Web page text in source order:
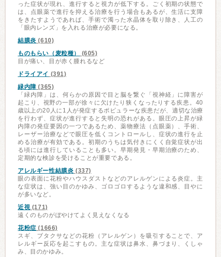
った症状が現れ、進行すると視力が低下する。ごく初期の状態で
は、点眼薬で進行を抑える治療を行う場合もあるが、生活に支障
をきたすようであれば、手術で濁った水晶体を取り除き、人工の
「眼内レンズ」を入れる治療が必要になる。
結膜炎 (610)
ものもらい（麦粒種）
(605)
目が痛い、目が赤く腫れるなど
ドライアイ (391)
緑内障 (365)
「緑内障」は、何らかの原因で目と脳を繋ぐ「視神経」に障害が
起こり、視野の一部が徐々に欠けたり狭くなったりする疾患。40
歳以上の20人に1人が発症するポピュラーな疾患だが、適切な治療
を行わず、症状が進行すると失明の恐れがある。眼圧の上昇が緑
内障の発症要因の一つであるため、薬物療法（点眼薬）、手術、
レーザー治療などで眼圧を低くコントロールし、症状の進行を止
める治療が有効である。初期のうちは気付きにくく自覚症状が出
る頃には進行していることも多い。早期発見・早期治療のため、
定期的な検診を受けることが重要である。
アレルギー性結膜炎 (337)
眼の表面に花粉やハウスダストなどのアレルゲンによる炎症。主
な症状は、強い目のかゆみ、ゴロゴロするような違和感、目やに
が多いなど。
近視(171)
遠くのものがぼやけてよく見えなくなる
花粉症 (1666)
スギ、ブタクサなどの花粉（アレルゲン）を吸引することで、ア
レルギー反応を起こすもの。主な症状は鼻水、鼻づまり、くしゃ
み、目のかゆみ。